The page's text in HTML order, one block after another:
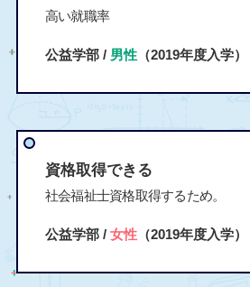
高い就職率
公益学部 / 男性（2019年度入学）
資格取得できる
社会福祉士資格取得するため。
公益学部 / 女性（2019年度入学）